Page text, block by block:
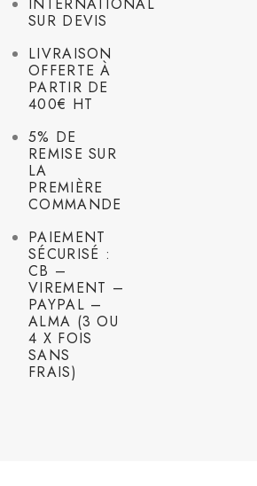
SUR DEVIS
LIVRAISON
OFFERTE À
PARTIR DE
400€ HT
5% DE
REMISE SUR
LA
PREMIÈRE
COMMANDE
PAIEMENT
SÉCURISÉ :
CB –
VIREMENT –
PAYPAL –
ALMA (3 OU
4 X FOIS
SANS
FRAIS)